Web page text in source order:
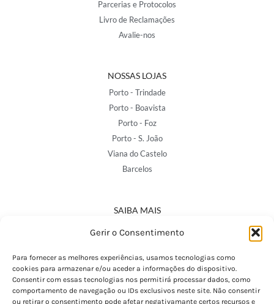
Gerir o Consentimento
Para fornecer as melhores experiências, usamos tecnologias como
cookies para armazenar e/ou aceder a informações do dispositivo.
Consentir com essas tecnologias nos permitirá processar dados, como
comportamento de navegação ou IDs exclusivos neste site. Não consentir
ou retirar o consentimento pode afetar negativamante certos recursos e
Parcerias e Protocolos
Livro de Reclamações
Avalie-nos
NOSSAS LOJAS
Porto - Trindade
Porto - Boavista
Porto - Foz
Porto - S. João
Viana do Castelo
Barcelos
SAIBA MAIS
Política de Privacidade
Termos e Condições
Perguntas Frequentes
Custos de Envio